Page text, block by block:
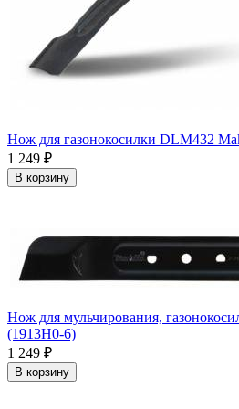
Нож для газонокосилки DLM432
1 249 ₽
В корзину
Нож для мульчирования,
(1913H0-6)
1 249 ₽
В корзину